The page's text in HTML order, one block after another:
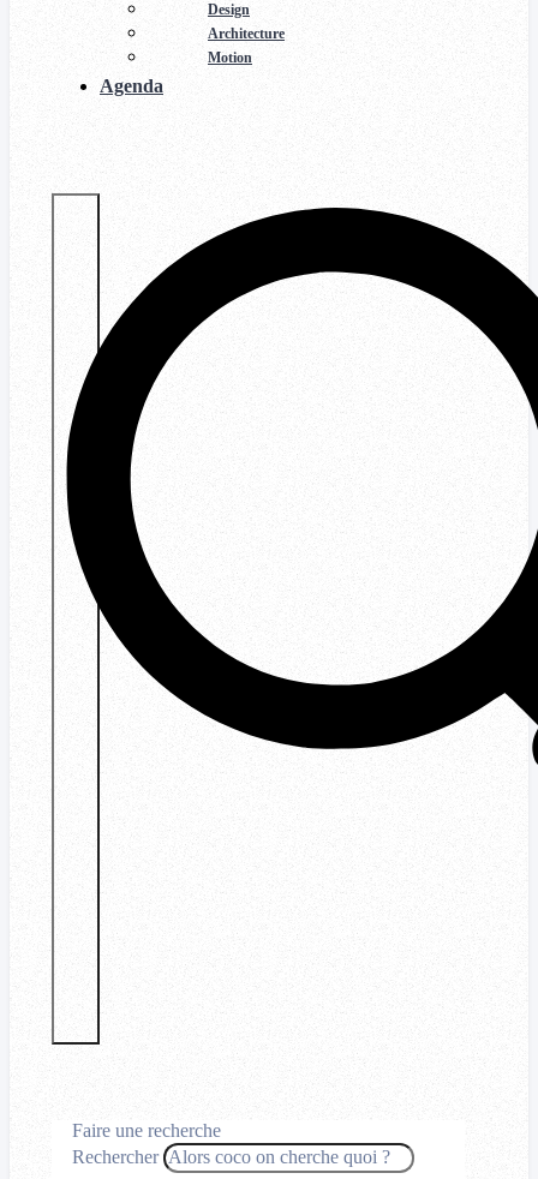
Design
Architecture
Motion
Agenda
Faire une recherche
Rechercher